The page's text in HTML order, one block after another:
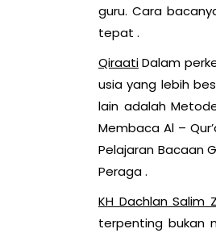
guru. Cara
tepat .
QiraatiDalam
usia yang lebih
lain adalah
Membaca Al –
Pelajaran Bacaan
Peraga .
KH Dachlan Salim
terpenting bukan